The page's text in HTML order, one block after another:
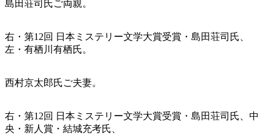
島田荘司氏ご両親。
右・第12回 日本ミステリー文学大賞受賞・島田荘司氏、
左・有栖川有栖氏。
西村京太郎氏ご夫妻。
右・第12回 日本ミステリー文学大賞受賞・島田荘司氏、中
央・新人賞・結城充考氏、